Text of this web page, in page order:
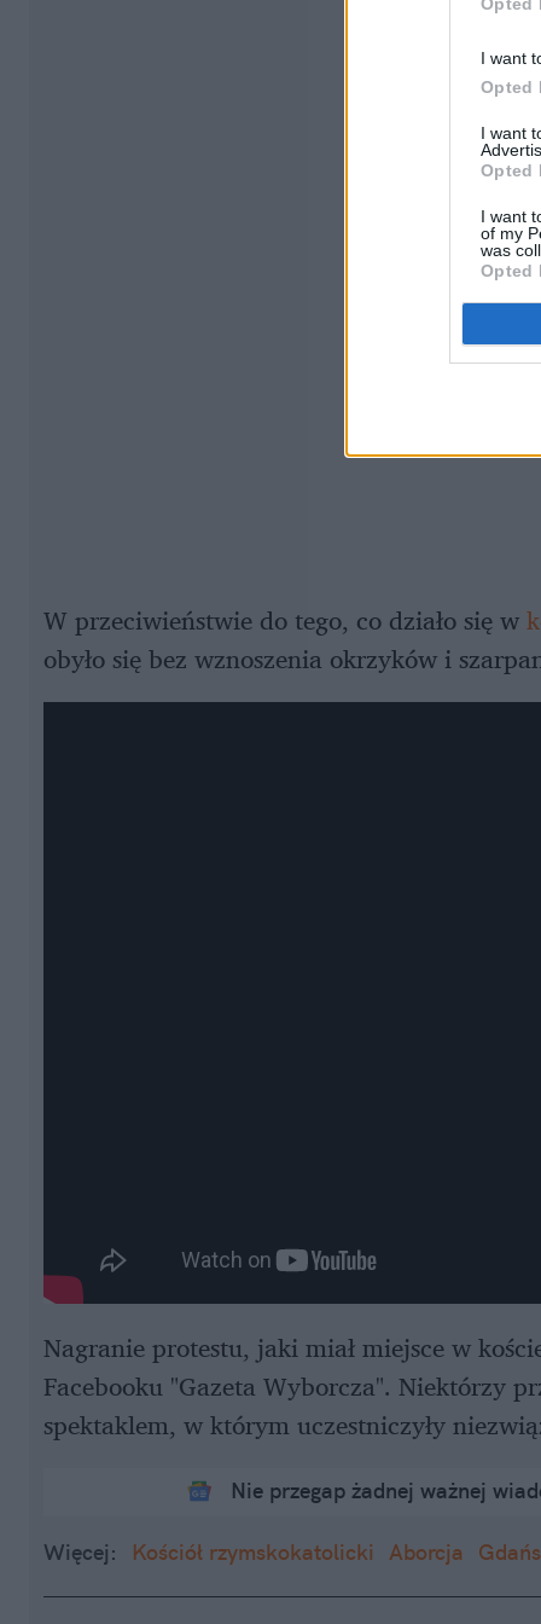
I want
Opted
I want
Opted
I want
of my
was
Opted
W przeciwieństwie do tego, co działo się w
obyło się bez wznoszenia okrzyków i
Nagranie protestu, jaki miał miejsce w
Facebooku "Gazeta Wyborcza". Niektórzy
spektaklem, w którym uczestniczyły
Nie przegap żadnej ważnej
Więcej: Kościół rzymskokatolicki Aborcja